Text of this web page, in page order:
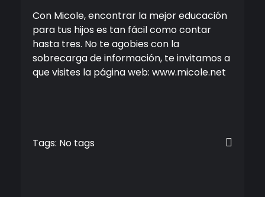
Con Micole, encontrar la mejor educación
para tus hijos es tan fácil como contar
hasta tres. No te agobies con la
sobrecarga de información, te invitamos a
que visites la página web: www.micole.net
Tags: No tags